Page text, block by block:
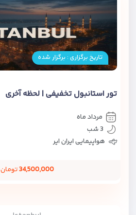
تاریخ برگزاری : برگزار شده
تور استانبول تخفیفی | لحظه آخری
مرداد ماه
3 شب
هواپیمایی ایران ایر
34,500,000تومان